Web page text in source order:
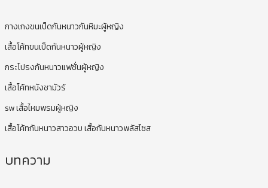
กางเกงขนเป็ดกันหนาวกันหิมะผู้หญิง
เสื้อโค้ทขนเป็ดกันหนาวผู้หญิง
กระโปรงกันหนาวแฟชั่นผู้หญิง
เสื้อโค้ทหนังชามัวร์
sw เสื้อไหมพรมผู้หญิง
เสื้อโค้ทกันหนาวสาวอวบ เสื้อกันหนาวพลัสไซส
บทความ